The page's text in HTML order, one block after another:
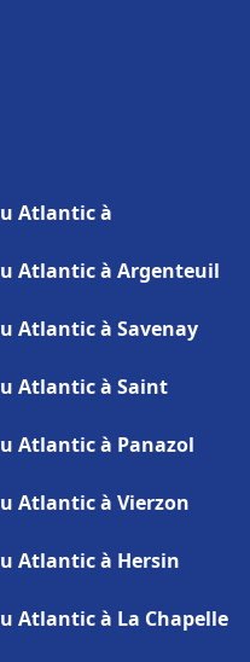
Atlantic à
Atlantic à Argenteuil
Atlantic à Savenay
Atlantic à Saint
Atlantic à Panazol
Atlantic à Vierzon
Atlantic à Hersin
Atlantic à La Chapelle